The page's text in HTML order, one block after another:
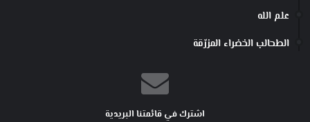
علم الله
الطحالب الخضراء المزرّقة
اشترك في قائمتنا البريدية